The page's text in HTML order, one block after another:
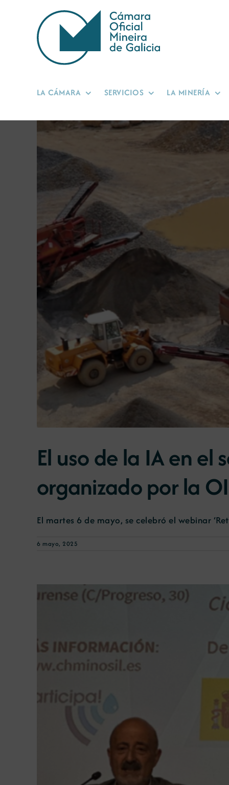
contenido
LA CÁMARA SERVICIOS LA MINERÍA
El uso de la IA en
organizado por la
El martes 6 de mayo, se celebró el webinar
6 mayo, 2025